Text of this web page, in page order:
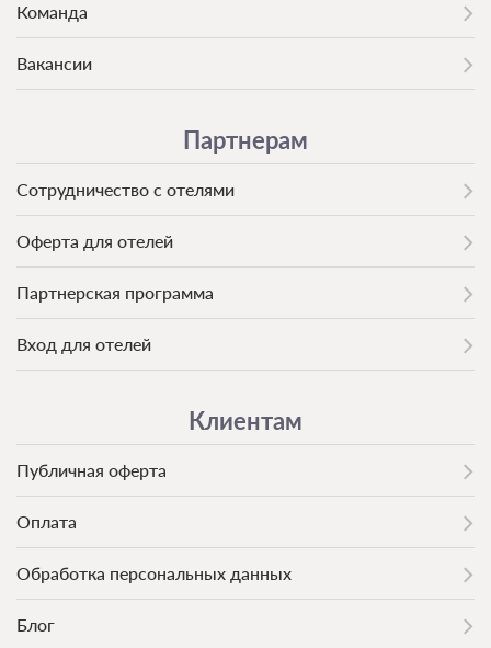
Команда
Вакансии
Партнерам
Сотрудничество с отелями
Оферта для отелей
Партнерская программа
Вход для отелей
Клиентам
Публичная оферта
Оплата
Обработка персональных данных
Блог